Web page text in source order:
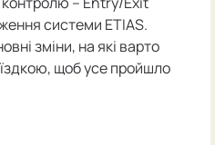
системи ETIAS.
зміни, на які варто
щоб усе пройшло